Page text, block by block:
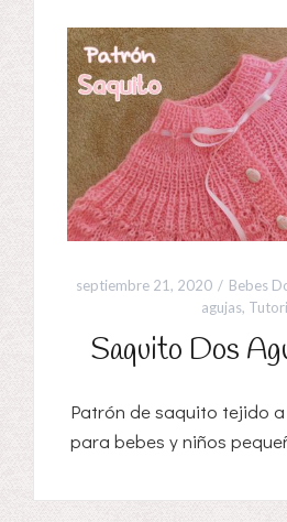
septiembre 21, 2020 Bebes
agujas,
Saquito Dos
Patrón de saquito tejido
para bebes y niños